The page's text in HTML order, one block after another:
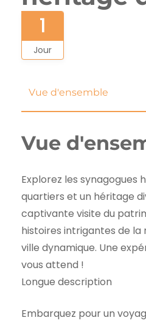
1
Jour
Vue d'ensemble
Vue
Explorez les synagogues
quartiers et un héritage
captivante visite du
histoires intrigantes de
ville dynamique. Une
vous attend !
Longue description
Embarquez pour un